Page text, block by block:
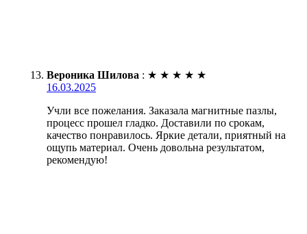
Вероника Шилова : ★ ★ ★ ★ ★
16.03.2025
Учли все пожелания. Заказала магнитные пазлы,
процесс прошел гладко. Доставили по срокам,
качество понравилось. Яркие детали, приятный на
ощупь материал. Очень довольна результатом,
рекомендую!